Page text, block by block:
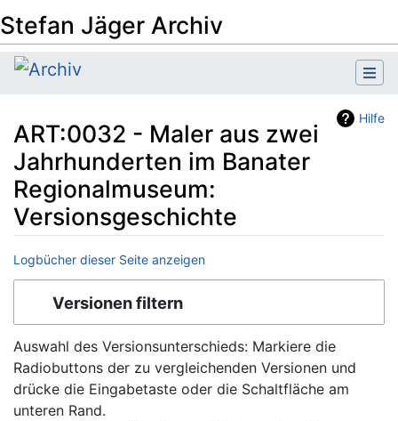
Stefan Jäger Archiv
Hilfe
ART:0032 - Maler aus zwei
Jahrhunderten im Banater
Regionalmuseum:
Versionsgeschichte
Logbücher dieser Seite anzeigen
Wechseln zu:Navigation,Suche
Versionen filtern
Auswahl des Versionsunterschieds: Markiere die
Radiobuttons der zu vergleichenden Versionen und
drücke die Eingabetaste oder die Schaltfläche am
unteren Rand.